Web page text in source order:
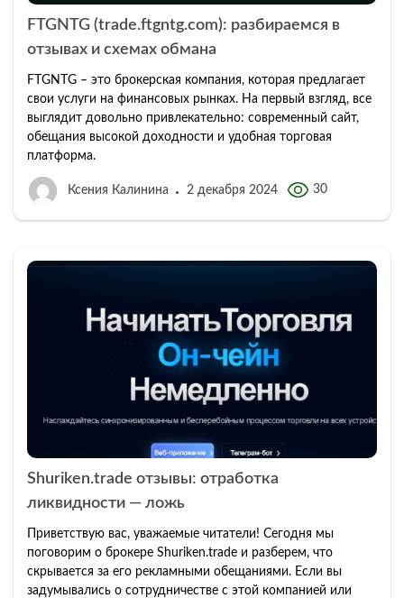
FTGNTG (trade.ftgntg.com): разбираемся в
отзывах и схемах обмана
FTGNTG – это брокерская компания, которая предлагает
свои услуги на финансовых рынках. На первый взгляд, все
выглядит довольно привлекательно: современный сайт,
обещания высокой доходности и удобная торговая
платформа.
Ксения Калинина 2 декабря 2024 30
Shuriken.trade отзывы: отработка
ликвидности — ложь
Приветствую вас, уважаемые читатели! Сегодня мы
поговорим о брокере Shuriken.trade и разберем, что
скрывается за его рекламными обещаниями. Если вы
задумывались о сотрудничестве с этой компанией или